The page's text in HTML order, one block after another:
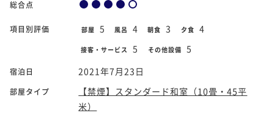
総合点
項目別評価 部屋 5 風呂 4 朝食 3 夕食 4
接客・サービス 5 その他設備 5
宿泊日 2021年7月23日
部屋タイプ
【禁煙】スタンダード和室（10畳・45平
米）